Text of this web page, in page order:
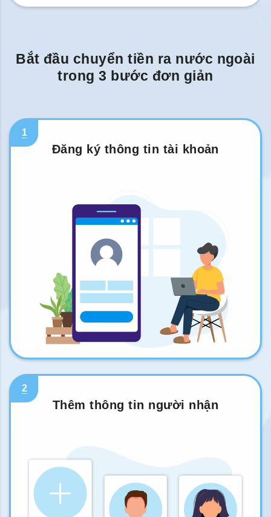
Bắt đầu chuyển tiền ra nước ngoài
trong 3 bước đơn giản
1
Đăng ký thông tin tài khoản
2
Thêm thông tin người nhận